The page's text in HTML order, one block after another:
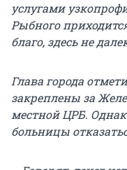
услугами
Рыбного
благо, здесь не
Глава города
закреплены за
местной ЦРБ.
больницы